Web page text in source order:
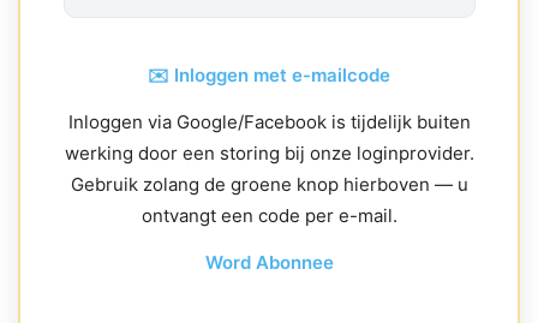
✉️ Inloggen met e-mailcode
Inloggen via Google/Facebook is tijdelijk buiten
werking door een storing bij onze loginprovider.
Gebruik zolang de groene knop hierboven — u
ontvangt een code per e-mail.
Word Abonnee